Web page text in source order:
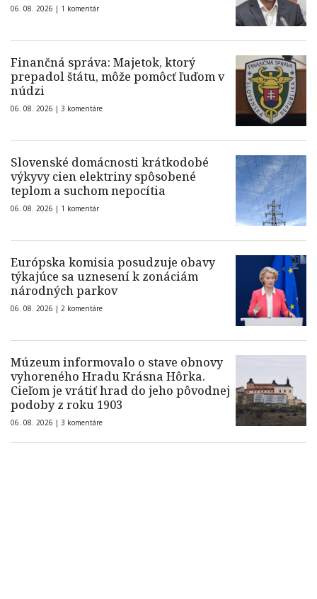
06. 08. 2026 | 1 komentár
Finančná správa: Majetok, ktorý
prepadol štátu, môže pomôcť ľuďom v
núdzi
06. 08. 2026 | 3 komentáre
Slovenské domácnosti krátkodobé
výkyvy cien elektriny spôsobené
teplom a suchom nepocítia
06. 08. 2026 | 1 komentár
Európska komisia posudzuje obavy
týkajúce sa uznesení k zonáciám
národných parkov
06. 08. 2026 | 2 komentáre
Múzeum informovalo o stave obnovy
vyhoreného Hradu Krásna Hôrka.
Cieľom je vrátiť hrad do jeho pôvodnej
podoby z roku 1903
06. 08. 2026 | 3 komentáre